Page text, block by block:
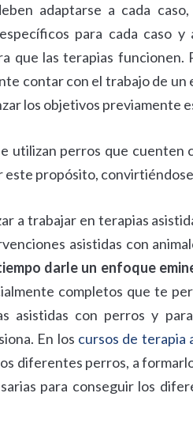
adaptarse a cada
para cada caso
que las terapias funcionen.
contar con el trabajo de
los objetivos previamente
utilizan perros que
propósito,
a trabajar en terapias
asistidas con
darle un enfoque
completos que te
asistidas con perros y
En los cursos de terapia
diferentes perros, a
para conseguir los